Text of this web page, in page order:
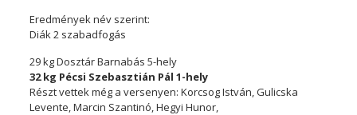
Eredmények név szerint:
Diák 2 szabadfogás
29 kg Dosztár Barnabás 5-hely
32 kg Pécsi Szebasztián Pál 1-hely
Részt vettek még a versenyen: Korcsog István, Gulicska
Levente, Marcin Szantinó, Hegyi Hunor,